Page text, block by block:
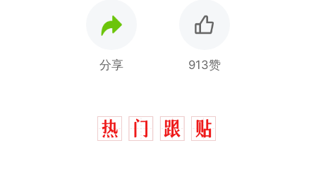
分享 913赞
热
十多万人报名的考试，成绩
全部作废，公平么？